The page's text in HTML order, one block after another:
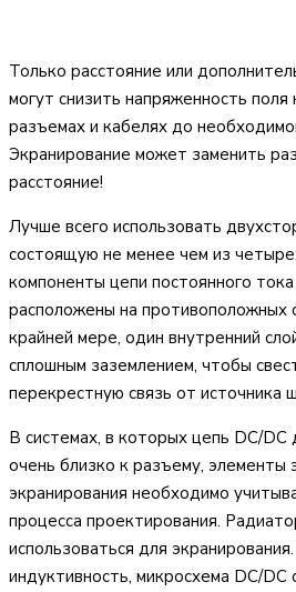
Только расстояние или
могут снизить напряженность
разъемах и кабелях до
Экранирование может заменить
расстояние!
Лучше всего использовать
состоящую не менее чем из
компоненты цепи постоянного
расположены на противоположных
крайней мере, один внутренний
сплошным заземлением, чтобы
перекрестную связь от источника
В системах, в которых цепь DC/DC
очень близко к разъему,
экранирования необходимо
процесса проектирования.
использоваться для
индуктивность, микросхема DC/